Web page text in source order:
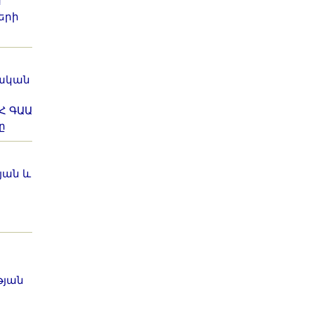
ԳԱԱ
և